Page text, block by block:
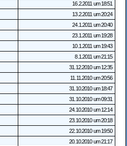
16.2.2011 um 18:51
13.2.2011 um 20:24
24.1.2011 um 20:40
23.1.2011 um 19:28
10.1.2011 um 19:43
8.1.2011 um 21:15
31.12.2010 um 12:35
11.11.2010 um 20:56
31.10.2010 um 18:47
31.10.2010 um 09:31
24.10.2010 um 12:14
23.10.2010 um 20:18
22.10.2010 um 19:50
20.10.2010 um 21:17